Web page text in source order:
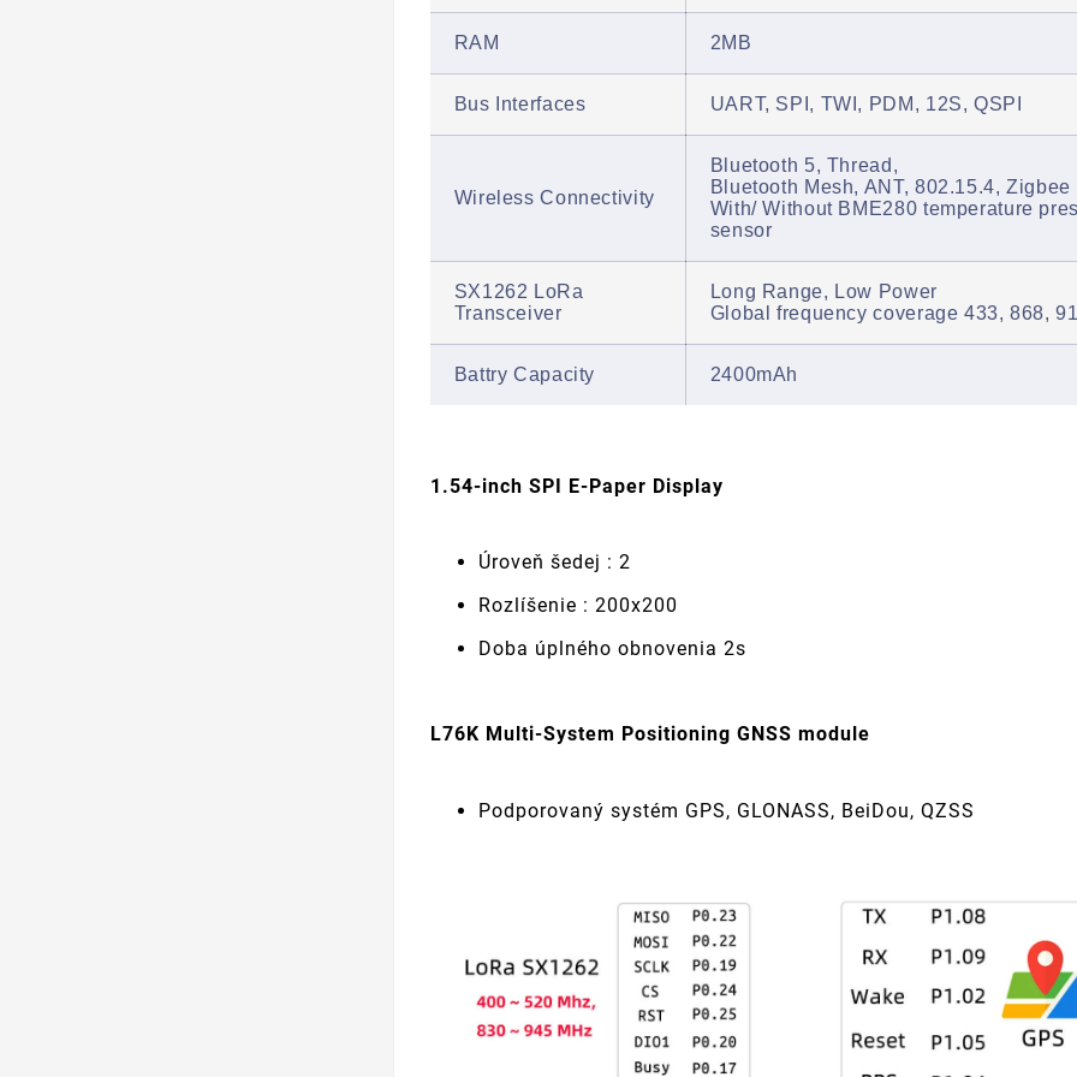
RAM 2MB
Bus Interfaces UART, SPI, TWI, PDM, 12S, QSPI
Wireless Connectivity
Bluetooth 5, Thread,
Bluetooth Mesh, ANT, 802.15.4, Zigbee
With/ Without BME280 temperature
sensor
SX1262 LoRa
Transceiver
Long Range, Low Power
Global frequency coverage 433, 868,
Battry Capacity 2400mAh
1.54-inch SPI E-Paper Display
Úroveň šedej : 2
Rozlíšenie : 200x200
Doba úplného obnovenia 2s
L76K Multi-System Positioning GNSS module
Podporovaný systém GPS, GLONASS, BeiDou, QZSS